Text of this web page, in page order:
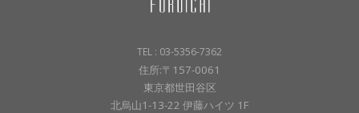
TEL : 03-5356-7362
住所:〒157-0061
東京都世田谷区
北烏山1-13-22 伊藤ハイツ 1F